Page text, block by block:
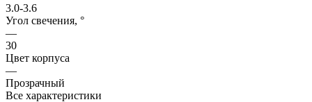
3.0-3.6
Угол свечения, °
—
30
Цвет корпуса
—
Прозрачный
Все характеристики